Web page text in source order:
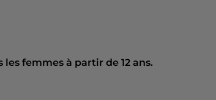
femmes à partir de 12 ans.